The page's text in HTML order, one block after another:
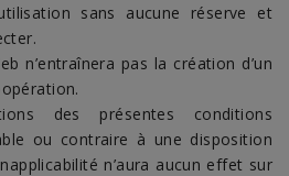
sans aucune réserve et
n’entraînera pas la création d’un
des présentes conditions
ou contraire à une disposition
n’aura aucun effet sur